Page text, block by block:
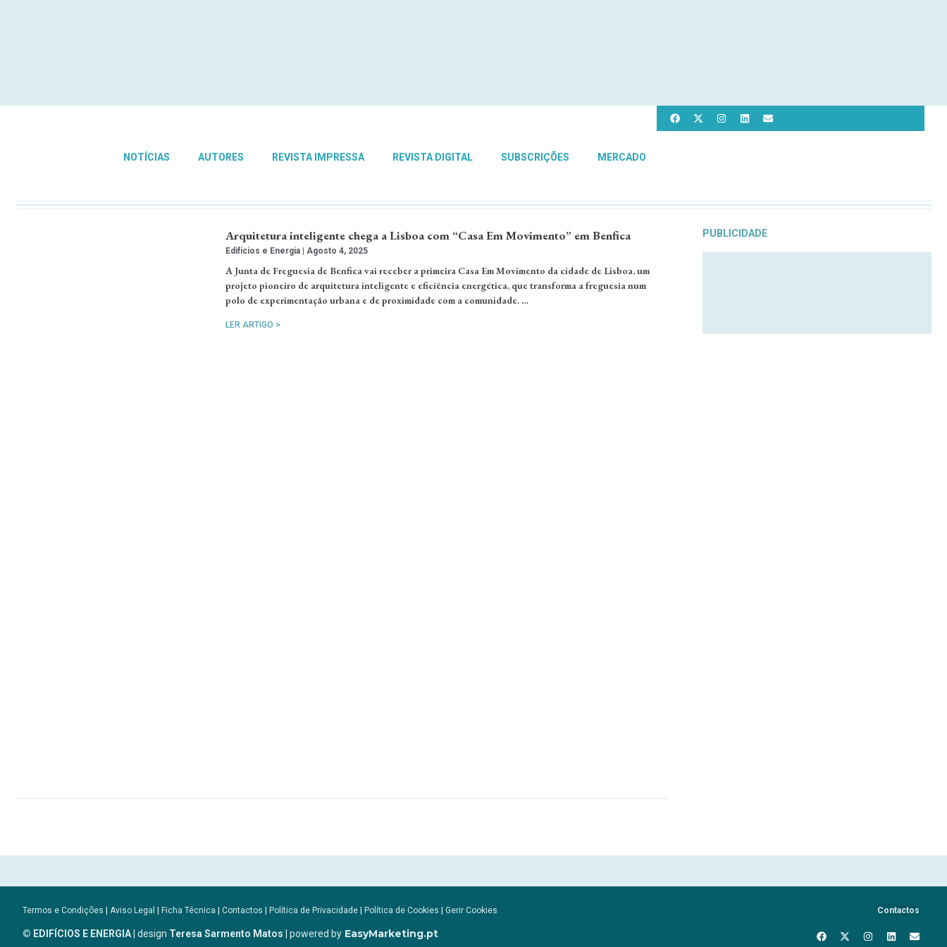
NOTÍCIAS AUTORES REVISTA IMPRESSA REVISTA DIGITAL SUBSCRIÇÕES MERCADO
Arquitetura inteligente chega a Lisboa com “Casa Em Movimento” em Benfica
Edifícios e Energia Agosto 4, 2025
A Junta de Freguesia de Benfica vai receber a primeira Casa Em Movimento da cidade de Lisboa, um
projeto pioneiro de arquitetura inteligente e eficiência energética, que transforma a freguesia num
polo de experimentação urbana e de proximidade com a comunidade. …
LER ARTIGO >
PUBLICIDADE
Termos e Condições | Aviso Legal | Ficha Técnica | Contactos | Política de Privacidade | Política de Cookies | Gerir Cookies
© EDIFÍCIOS E ENERGIA| design Teresa Sarmento Matos | powered by EasyMarketing.pt
Contactos